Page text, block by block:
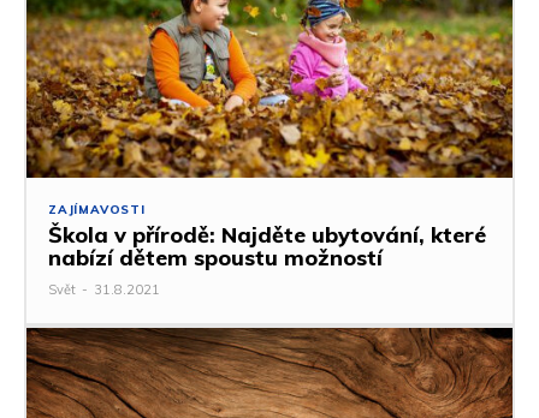
ZAJÍMAVOSTI
Škola v přírodě: Najděte ubytování, které
nabízí dětem spoustu možností
Svět - 31.8.2021